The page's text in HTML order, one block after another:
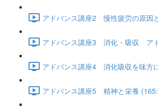
アドバンス講座2 慢性疲労の原
アドバンス講座3 消化・吸収 ア
アドバンス講座4 消化吸収を味方
アドバンス講座5 精神と栄養